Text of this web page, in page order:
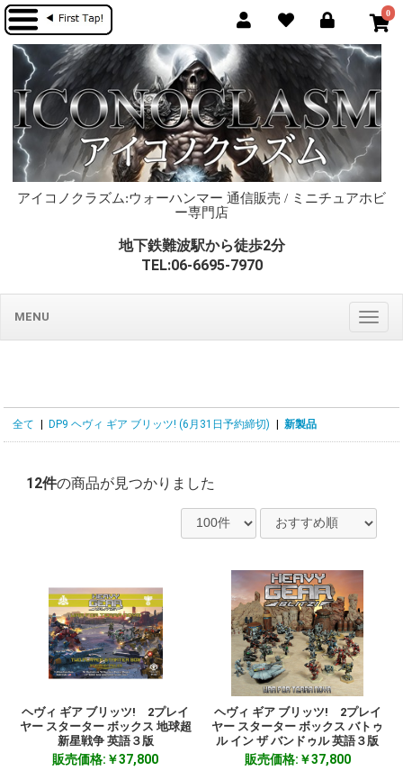
0
アイコノクラズム:ウォーハンマー 通信販売 / ミニチュアホビ
ー専門店
地下鉄難波駅から徒歩2分
TEL:06-6695-7970
MENU
全て DP9 ヘヴィ ギア ブリッツ! (6月31日予約締切) 新製品
12件の商品が見つかりました
ヘヴィ ギア ブリッツ! 2プレイ
ヤー スターター ボックス 地球超
新星戦争 英語３版
販売価格:￥37,800
ヘヴィ ギア ブリッツ! 2プレイ
ヤー スターター ボックス バトゥ
ル イン ザ バンドゥル 英語３版
販売価格:￥37,800